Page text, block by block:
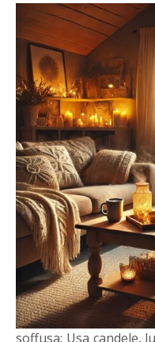
soffusa: Usa candele,